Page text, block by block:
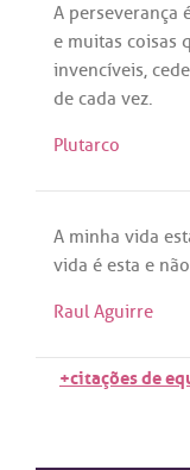
A perseverança
e muitas coisas
invencíveis,
de cada vez.
Plutarco
A minha vida
vida é esta e não
Raul Aguirre
+citações de